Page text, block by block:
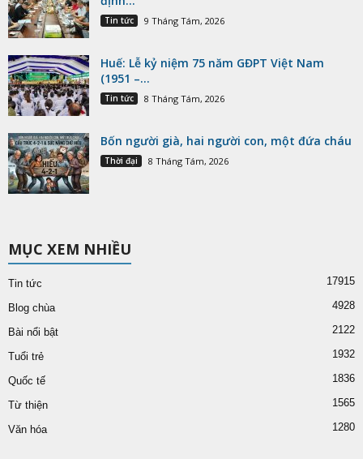
Tin tức 9 Tháng Tám, 2026
Huế: Lễ kỷ niệm 75 năm GĐPT Việt Nam
(1951 –...
Tin tức 8 Tháng Tám, 2026
Bốn người già, hai người con, một đứa cháu
Thời đại 8 Tháng Tám, 2026
MỤC XEM NHIỀU
Tin tức 17915
Blog chùa 4928
Bài nổi bật 2122
Tuổi trẻ 1932
Quốc tế 1836
Từ thiện 1565
Văn hóa 1280